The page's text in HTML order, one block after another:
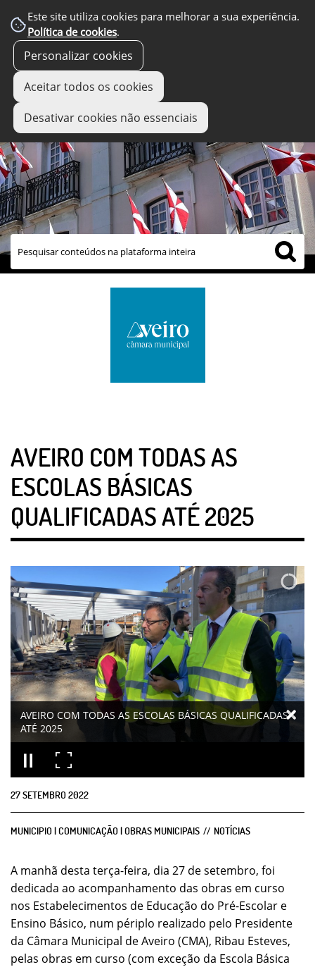
Este site utiliza cookies para melhorar a sua experiência.
Política de cookies.
Personalizar cookies
Aceitar todos os cookies
Desativar cookies não essenciais
links úteis
AVEIRO COM TODAS AS
ESCOLAS BÁSICAS
QUALIFICADAS ATÉ 2025
AVEIRO COM TODAS AS ESCOLAS BÁSICAS QUALIFICADAS
ATÉ 2025
27SETEMBRO2022
MUNICIPIO | COMUNICAÇÃO | OBRAS MUNICIPAIS NOTÍCIAS
A manhã desta terça-feira, dia 27 de setembro, foi
dedicada ao acompanhamento das obras em curso
nos Estabelecimentos de Educação do Pré-Escolar e
Ensino Básico, num périplo realizado pelo Presidente
da Câmara Municipal de Aveiro (CMA), Ribau Esteves,
pelas obras em curso (com exceção da Escola Básica